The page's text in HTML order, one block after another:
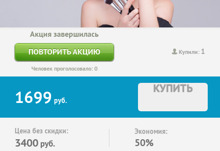
Купили: 1
Акция завершилась
ПОВТОРИТЬ АКЦИЮ
Человек проголосовало: 0
1699 руб.
КУПИТЬ
Цена без скидки:
3400 руб.
Экономия:
50%